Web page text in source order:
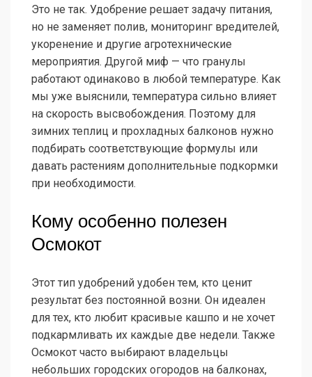
Это не так. Удобрение решает задачу питания,
но не заменяет полив, мониторинг вредителей,
укоренение и другие агротехнические
мероприятия. Другой миф — что гранулы
работают одинаково в любой температуре. Как
мы уже выяснили, температура сильно влияет
на скорость высвобождения. Поэтому для
зимних теплиц и прохладных балконов нужно
подбирать соответствующие формулы или
давать растениям дополнительные подкормки
при необходимости.
Кому особенно полезен
Осмокот
Этот тип удобрений удобен тем, кто ценит
результат без постоянной возни. Он идеален
для тех, кто любит красивые кашпо и не хочет
подкармливать их каждые две недели. Также
Осмокот часто выбирают владельцы
небольших городских огородов на балконах,